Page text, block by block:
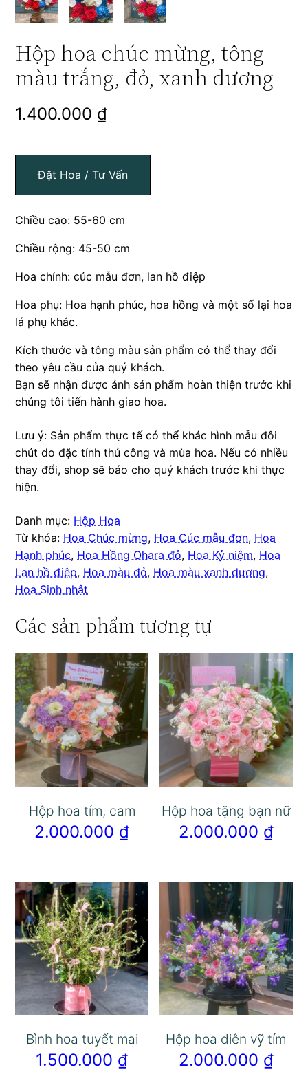
Hộp hoa chúc mừng, tông
màu trắng, đỏ, xanh dương
1.400.000 ₫
Đặt Hoa / Tư Vấn
Chiều cao: 55-60 cm
Chiều rộng: 45-50 cm
Hoa chính: cúc mẫu đơn, lan hồ điệp
Hoa phụ: Hoa hạnh phúc, hoa hồng và một số lại hoa
lá phụ khác.
Kích thước và tông màu sản phẩm có thể thay đổi
theo yêu cầu của quý khách.
Bạn sẽ nhận được ảnh sản phẩm hoàn thiện trước khi
chúng tôi tiến hành giao hoa.
Lưu ý: Sản phẩm thực tế có thể khác hình mẫu đôi
chút do đặc tính thủ công và mùa hoa. Nếu có nhiều
thay đổi, shop sẽ báo cho quý khách trước khi thực
hiện.
Danh mục: Hộp Hoa
Từ khóa: Hoa Chúc mừng, Hoa Cúc mẫu đơn, Hoa
Hạnh phúc, Hoa Hồng Ohara đỏ, Hoa Kỷ niệm, Hoa
Lan hồ điệp, Hoa màu đỏ, Hoa màu xanh dương,
Hoa Sinh nhật
Các sản phẩm tương tự
Hộp hoa tím, cam
2.000.000 ₫
Hộp hoa tặng bạn nữ
2.000.000 ₫
Bình hoa tuyết mai
1.500.000 ₫
Hộp hoa diên vỹ tím
2.000.000 ₫